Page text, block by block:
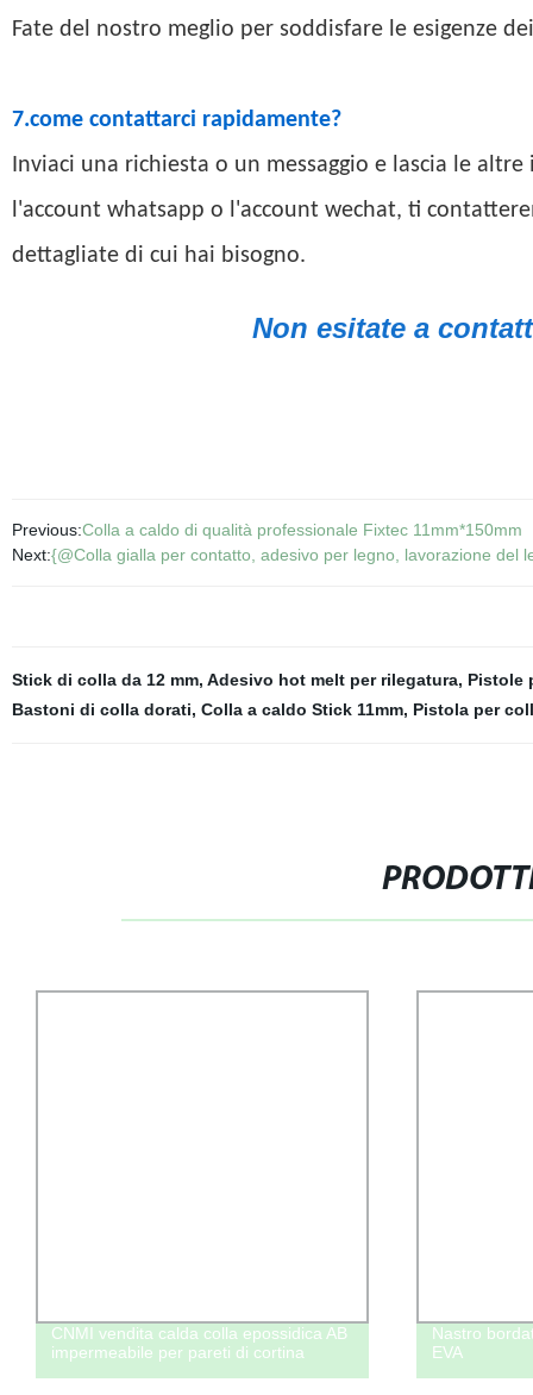
Fate del nostro meglio per soddisfare le esigenze
7.come contattarci rapidamente?
Inviaci una richiesta o un messaggio e lascia le
l'account whatsapp o l'account wechat, ti
dettagliate di cui hai bisogno.
Non esitate a
Previous:Colla a caldo di qualità professionale Fixtec 11mm*150mm
Next:{@Colla gialla per contatto, adesivo per legno, lavorazione del
Stick di colla da 12 mm, Adesivo hot melt per rilegatura, Pistole
Bastoni di colla dorati, Colla a caldo Stick 11mm, Pistola per
Nastro bordato in PVC adesivo a caldo
EVA